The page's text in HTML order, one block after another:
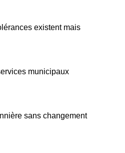
existent mais
municipaux
sans changement